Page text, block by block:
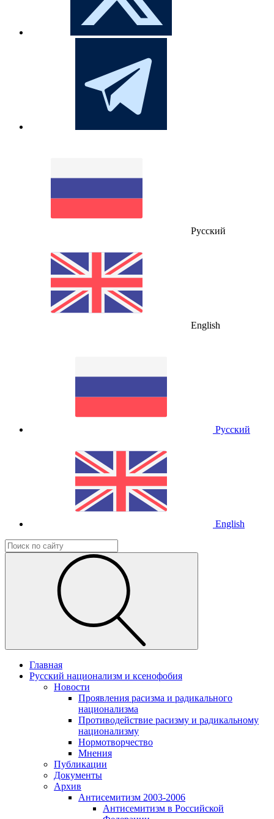
Русский
English
Русский
English
Главная
Русский национализм и ксенофобия
Новости
Проявления расизма и радикального
национализма
Противодействие расизму и радикальному
национализму
Нормотворчество
Мнения
Публикации
Документы
Архив
Антисемитизм 2003-2006
Антисемитизм в Российской